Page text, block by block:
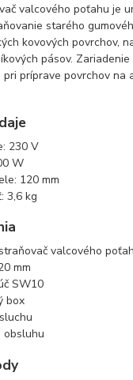
valcového poťahu je
starého
kovových povrchov,
pásov.
pri príprave povrchov na
230 V
W
120 mm
3,6 kg
valcového
mm
SW10
box
obsluhu